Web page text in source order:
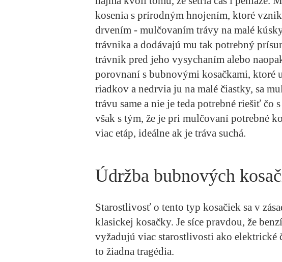
kosenia s prírodným hnojením, ktoré
drvením - mulčovaním trávy na malé
trávnika a dodávajú mu tak potrebný
trávnik pred jeho vysychaním alebo
porovnaní s bubnovými kosačkami, ktoré
riadkov a nedrvia ju na malé čiastky, sa
trávu same a nie je teda potrebné riešiť čo
však s tým, že je pri mulčovaní potrebné
viac etáp, ideálne ak je tráva suchá.
Údržba bubnových
Starostlivosť o tento typ kosačiek sa v
klasickej kosačky. Je síce pravdou, že
vyžadujú viac starostlivosti ako elektrické
to žiadna tragédia.